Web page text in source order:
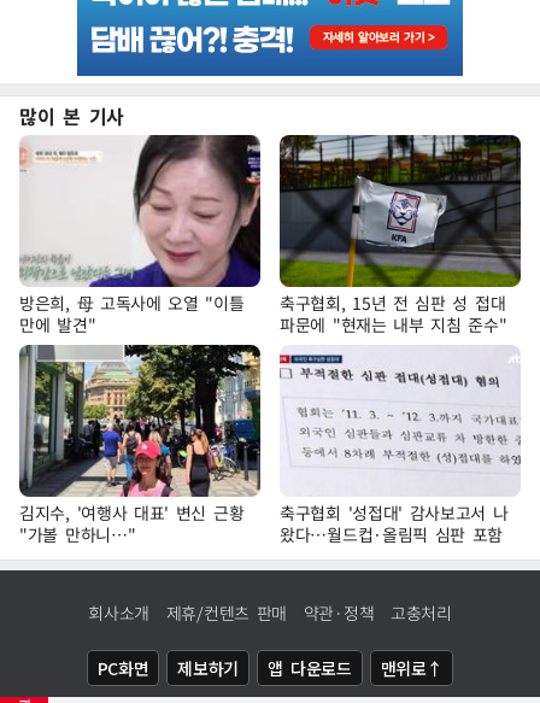
많이 본 기사
방은희, 母 고독사에 오열 "이틀
만에 발견"
축구협회, 15년 전 심판 성 접대
파문에 "현재는 내부 지침 준수"
김지수, '여행사 대표' 변신 근황
"가볼 만하니…"
축구협회 '성접대' 감사보고서 나
왔다…월드컵·올림픽 심판 포함
회사소개 제휴/컨텐츠 판매 약관·정책 고충처리
PC화면 제보하기 앱 다운로드 맨위로↑